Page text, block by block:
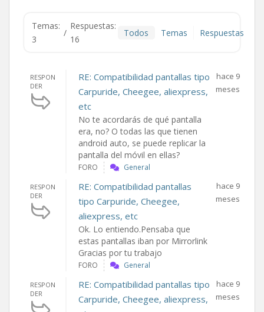
Temas:
3
/
Respuestas:
16
Todos Temas Respuestas
RESPON
DER
RE: Compatibilidad pantallas tipo
Carpuride, Cheegee, aliexpress,
etc
No te acordarás de qué pantalla
era, no? O todas las que tienen
android auto, se puede replicar la
pantalla del móvil en ellas?
hace 9
meses
FORO General
RESPON
DER
RE: Compatibilidad pantallas
tipo Carpuride, Cheegee,
aliexpress, etc
Ok. Lo entiendo.Pensaba que
estas pantallas iban por Mirrorlink
Gracias por tu trabajo
hace 9
meses
FORO General
RESPON
DER
RE: Compatibilidad pantallas tipo
Carpuride, Cheegee, aliexpress,
hace 9
meses